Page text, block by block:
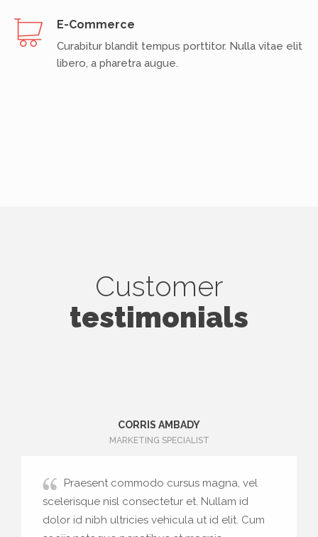
E-Commerce
Curabitur blandit tempus porttitor. Nulla vitae elit
libero, a pharetra augue.
Customer
testimonials
CORRIS AMBADY
MARKETING SPECIALIST
Praesent commodo cursus magna, vel
scelerisque nisl consectetur et. Nullam id
dolor id nibh ultricies vehicula ut id elit. Cum